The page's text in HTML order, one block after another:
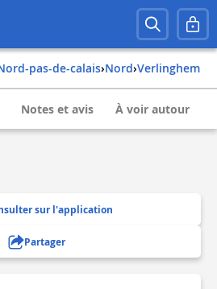
nord-pas-de-calais› nord› verlinghem
Notes et avis À voir autour
sur l'application
Partager